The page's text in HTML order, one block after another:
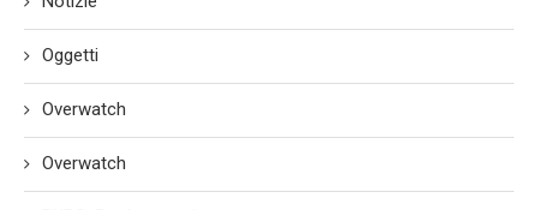
Oggetti
Overwatch
Overwatch